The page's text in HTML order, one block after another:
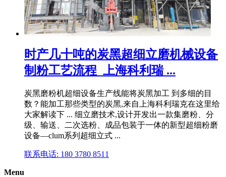
时产几十吨的炭黑超细立磨机械设备
制粉工艺流程_上海科利瑞 ...
炭黑磨粉机超细设备生产线能将炭黑加工 到多细的目
数？能加工那些类型的炭黑,来自上海科利瑞克在这里给
大家解读下 ... 细立磨技术,设计开发出一款集磨粉、分
级、输送、二次选粉、成品包装于一体的新型超细粉磨
设备—clum系列超细立式 ...
联系电话: 180 3780 8511
Menu